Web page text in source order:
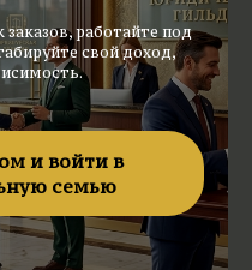
работайте под
свой доход,
и войти в
семью